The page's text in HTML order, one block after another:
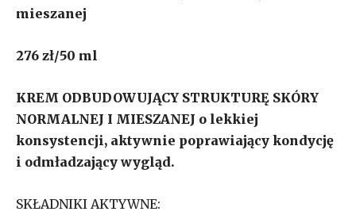
mieszanej
276 zł/50 ml
KREM ODBUDOWUJĄCY STRUKTURĘ SKÓRY
NORMALNEJ I MIESZANEJ o lekkiej
konsystencji, aktywnie poprawiający kondycję
i odmładzający wygląd.
SKŁADNIKI AKTYWNE: